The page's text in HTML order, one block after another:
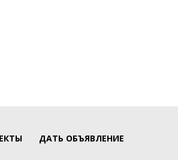
ДАТЬ ОБЪЯВЛЕНИЕ